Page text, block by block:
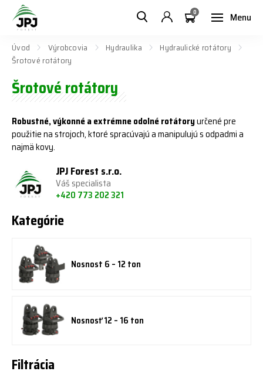
Menu
0
Úvod Výrobcovia Hydraulika
Hydraulické rotátory
Šrotové rotátory
Šrotové rotátory
Robustné, výkonné a extrémne odolné rotátoryurčené pre
použitie na strojoch, ktoré spracúvajú a manipulujú s odpadmi a
najmä kovy.
JPJ Forest s.r.o.
Váš specialista
+420 773 202 321
Kategórie
Nosnost 6 – 12 ton
Nosnosť 12 – 16 ton
Filtrácia